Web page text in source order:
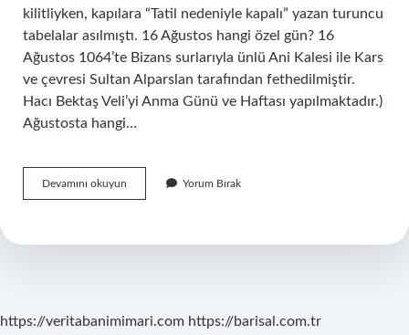
kilitliyken, kapılara “Tatil nedeniyle kapalı” yazan turuncu
tabelalar asılmıştı. 16 Ağustos hangi özel gün? 16
Ağustos 1064’te Bizans surlarıyla ünlü Ani Kalesi ile Kars
ve çevresi Sultan Alparslan tarafından fethedilmiştir.
Hacı Bektaş Veli’yi Anma Günü ve Haftası yapılmaktadır.)
Ağustosta hangi…
Devamını okuyun
Ağustos
Yorum Bırak
https://veritabanimimari.com https://barisal.com.tr